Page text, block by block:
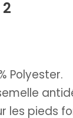
Polyester.
les pieds